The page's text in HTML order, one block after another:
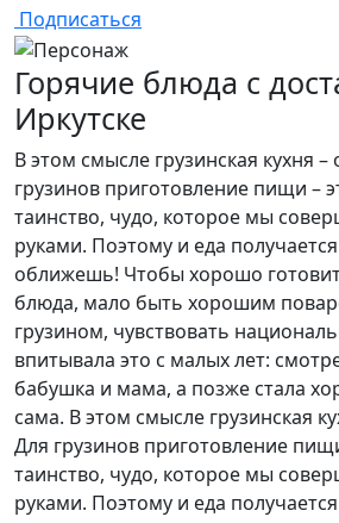
Подписаться
Горячие блюда с
Иркутске
В этом смысле грузинская кухня
грузинов приготовление пищи –
таинство, чудо, которое мы
руками. Поэтому и еда
оближешь! Чтобы хорошо
блюда, мало быть хорошим
грузином, чувствовать
впитывала это с малых лет:
бабушка и мама, а позже стала
сама. В этом смысле грузинская
Для грузинов приготовление
таинство, чудо, которое мы
руками. Поэтому и еда